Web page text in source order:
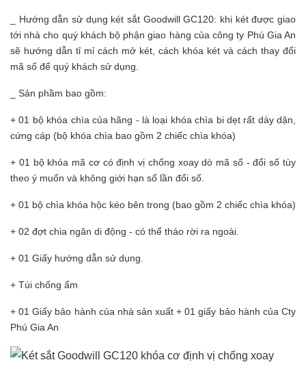
_ Hướng dẫn sử dụng két sắt Goodwill GC120: khi két được giao
tới nhà cho quý khách bộ phận giao hàng của công ty Phú Gia An
sẽ hướng dẫn tỉ mỉ cách mở két, cách khóa két và cách thay đổi
mã số để quý khách sử dụng.
_ Sản phầm bao gồm:
+ 01 bộ khóa chìa của hãng - là loại khóa chìa bi dẹt rất dày dặn,
cứng cáp (bộ khóa chìa bao gồm 2 chiếc chìa khóa)
+ 01 bộ khóa mã cơ có định vị chống xoay dò mã số - đổi số tùy
theo ý muốn và không giới hạn số lần đổi số.
+ 01 bộ chìa khóa hộc kéo bên trong (bao gồm 2 chiếc chìa khóa)
+ 02 đợt chia ngăn di động - có thể tháo rời ra ngoài.
+ 01 Giấy hướng dẫn sử dụng.
+ Túi chống ẩm
+ 01 Giấy bảo hành của nhà sản xuất + 01 giấy bảo hành của Cty
Phú Gia An